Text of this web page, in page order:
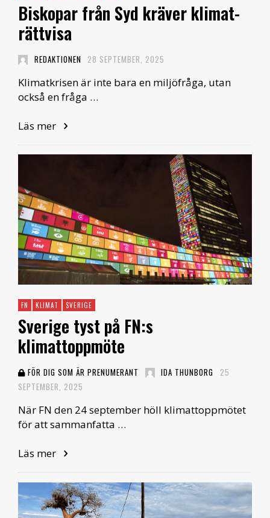
Biskopar från Syd kräver klimat­
rättvisa
REDAKTIONEN 28 SEPTEMBER, 2025
Klimatkrisen är inte bara en miljöfråga, utan
också en fråga …
Läs mer
FN KLIMAT SVERIGE
Sverige tyst på FN:s
klimattoppmöte
FÖR DIG SOM ÄR PRENUMERANT IDA THUNBORG
25
SEPTEMBER, 2025
När FN den 24 september höll klimattoppmötet
för att sammanfatta …
Läs mer